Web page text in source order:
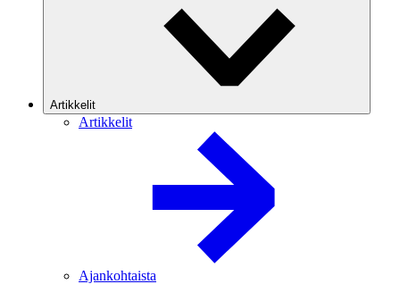
Artikkelit
Artikkelit
Ajankohtaista